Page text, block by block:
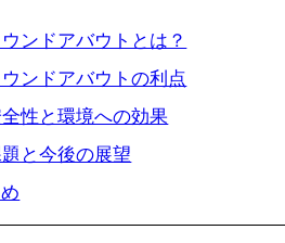
ンドアバウトとは？
ウンドアバウトの利点
性と環境への効果
と今後の展望